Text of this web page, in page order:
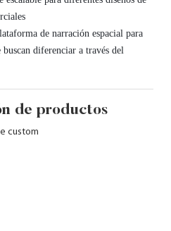
de narración espacial para
diferenciar a través del
de productos